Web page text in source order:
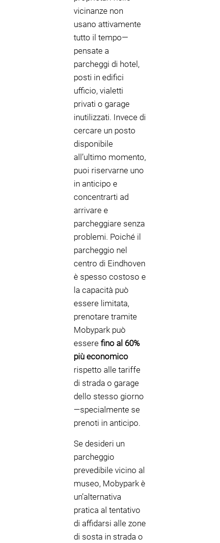
vicinanze non
usano attivamente
tutto il tempo—
pensate a
parcheggi di hotel,
posti in edifici
ufficio, vialetti
privati o garage
inutilizzati. Invece di
cercare un posto
disponibile
all’ultimo momento,
puoi riservarne uno
in anticipo e
concentrarti ad
arrivare e
parcheggiare senza
problemi. Poiché il
parcheggio nel
centro di Eindhoven
è spesso costoso e
la capacità può
essere limitata,
prenotare tramite
Mobypark può
essere fino al 60%
più economico
rispetto alle tariffe
di strada o garage
dello stesso giorno
—specialmente se
prenoti in anticipo.
Se desideri un
parcheggio
prevedibile vicino al
museo, Mobypark è
un’alternativa
pratica al tentativo
di affidarsi alle zone
di sosta in strada o